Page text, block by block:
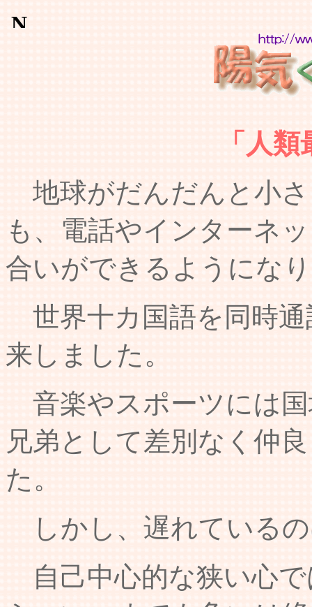
「人
地球がだんだんと小
も、電話やインターネ
合いができるようにな
世界十カ国語を同時通
来しました。
音楽やスポーツには
兄弟として差別なく仲
た。
しかし、遅れている
自己中心的な狭い心